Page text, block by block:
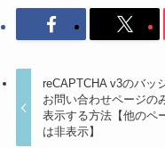
reCAPTCHA v3のバッ
お問い合わせページの
表示する方法【他のペ
は非表示】